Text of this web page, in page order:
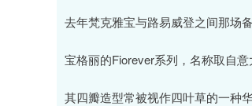
去年梵克雅宝与路易威登之间那场
宝格丽的Fiorever系列，名称取自意
其四瓣造型常被视作四叶草的一种